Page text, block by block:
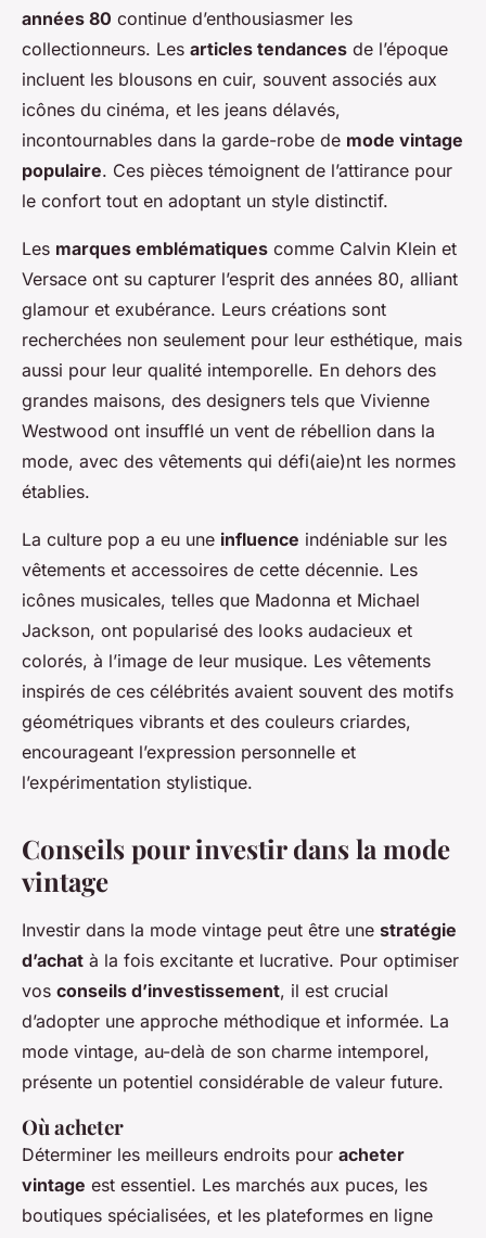
années 80 continue d’enthousiasmer les
collectionneurs. Les articles tendances de l’époque
incluent les blousons en cuir, souvent associés aux
icônes du cinéma, et les jeans délavés,
incontournables dans la garde-robe de mode vintage
populaire. Ces pièces témoignent de l’attirance pour
le confort tout en adoptant un style distinctif.
Les marques emblématiques comme Calvin Klein et
Versace ont su capturer l’esprit des années 80, alliant
glamour et exubérance. Leurs créations sont
recherchées non seulement pour leur esthétique, mais
aussi pour leur qualité intemporelle. En dehors des
grandes maisons, des designers tels que Vivienne
Westwood ont insufflé un vent de rébellion dans la
mode, avec des vêtements qui défi(aie)nt les normes
établies.
La culture pop a eu une influence indéniable sur les
vêtements et accessoires de cette décennie. Les
icônes musicales, telles que Madonna et Michael
Jackson, ont popularisé des looks audacieux et
colorés, à l’image de leur musique. Les vêtements
inspirés de ces célébrités avaient souvent des motifs
géométriques vibrants et des couleurs criardes,
encourageant l’expression personnelle et
l’expérimentation stylistique.
Conseils pour investir dans la mode
vintage
Investir dans la mode vintage peut être une stratégie
d’achat à la fois excitante et lucrative. Pour optimiser
vos conseils d’investissement, il est crucial
d’adopter une approche méthodique et informée. La
mode vintage, au-delà de son charme intemporel,
présente un potentiel considérable de valeur future.
Où acheter
Déterminer les meilleurs endroits pour acheter
vintage est essentiel. Les marchés aux puces, les
boutiques spécialisées, et les plateformes en ligne